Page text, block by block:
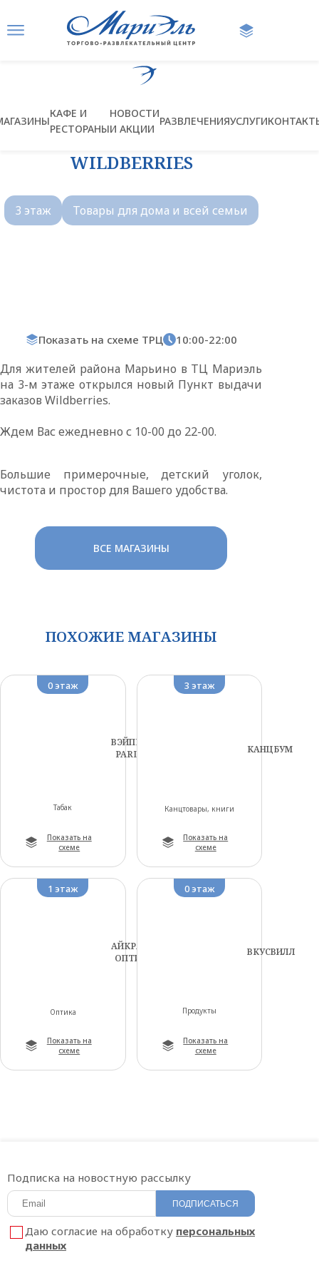
Ссылка на главную страницу
КАФЕ И
РЕСТОРАНЫ
НОВОСТИ
И АКЦИИ
РАЗВЛЕЧЕНИЯУСЛУГИ
WILDBERRIES
3 этаж Товары для дома и всей семьи
Показать на схеме ТРЦ 10:00-22:00
Для жителей района Марьино в ТЦ Мариэль
на 3-м этаже открылся новый Пункт выдачи
заказов Wildberries.
Ждем Вас ежедневно с 10-00 до 22-00.
Большие примерочные, детский уголок,
чистота и простор для Вашего удобства.
ВСЕ МАГАЗИНЫ
ПОХОЖИЕ МАГАЗИНЫ
0 этаж
ВЭЙПШОП
PARLIFE
Табак
Показать на
схеме
3 этаж
КАНЦБУМ
Канцтовары, книги
Показать на
схеме
1 этаж
АЙКРАФТ
ОПТИКА
Оптика
Показать на
схеме
0 этаж
ВКУСВИЛЛ
Продукты
Показать на
схеме
Подписка на новостную рассылку
ПОДПИСАТЬСЯ
Даю согласие на обработку персональных
данных